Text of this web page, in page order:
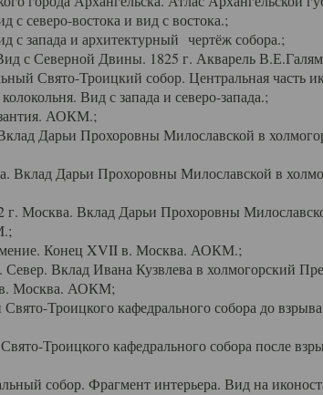
северо-востока и вид с востока.;
запада и архитектурный чертёж собора.;
с Северной Двины. 1825 г. Акварель
Свято-Троицкий собор. Центральная часть
Вид с запада и северо-запада.;
АОКМ.;
Дарьи Прохоровны Милославской в
Дарьи Прохоровны Милославской в
Москва. Вклад Дарьи Прохоровны
Конец XVII в. Москва. АОКМ.;
Вклад Ивана Кузвлева в холмогорский
Москва. АОКМ;
Троицкого кафедрального собора до
Троицкого кафедрального собора после
собор. Фрагмент интерьера. Вид на